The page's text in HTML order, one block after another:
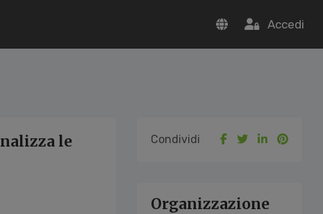
Accedi
le
Condividi
Organizzazione